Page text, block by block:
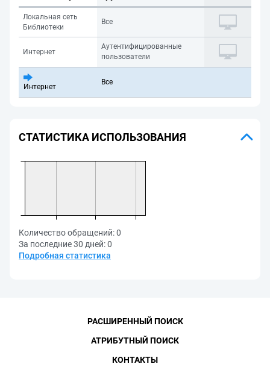
Локальная сеть
Библиотеки
Все
Интернет
Аутентифицированные
пользователи
Интернет
Все
СТАТИСТИКА ИСПОЛЬЗОВАНИЯ
Количество обращений:0
За последние 30 дней:0
Подробная статистика
РАСШИРЕННЫЙ ПОИСК
АТРИБУТНЫЙ ПОИСК
КОНТАКТЫ